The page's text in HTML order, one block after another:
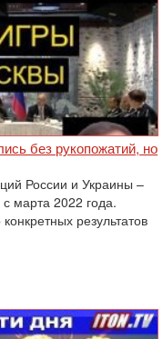
без рукопожатий, но
России и Украины –
марта 2022 года.
результатов